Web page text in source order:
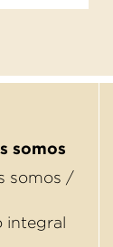
somos
somos /
integral